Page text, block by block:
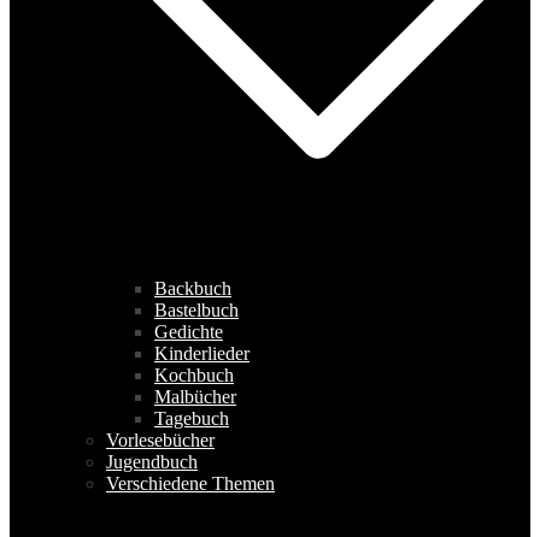
Backbuch
Bastelbuch
Gedichte
Kinderlieder
Kochbuch
Malbücher
Tagebuch
Vorlesebücher
Jugendbuch
Verschiedene Themen